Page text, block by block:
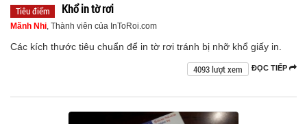
Tiêu điểm Khổ in tờ rơi
Mãnh Nhi , Thành viên của InToRoi.com
Các kích thước tiêu chuẩn để in tờ rơi tránh bị nhỡ khổ giấy in.
ĐỌC TIẾP
4093 lượt xem